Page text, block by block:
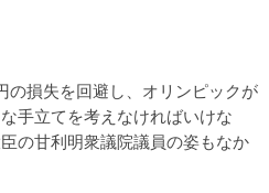
損失を回避し、オリンピックが
手立てを考えなければいけな
の甘利明衆議院議員の姿もなか